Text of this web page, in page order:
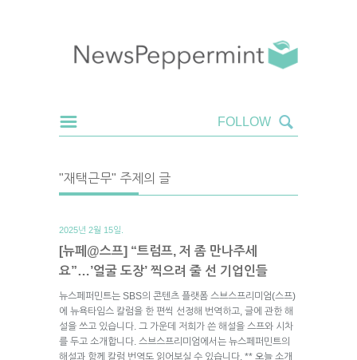
"재택근무" 주제의 글
2025년 2월 15일.
[뉴페@스프] “트럼프, 저 좀 만나주세
요”…’얼굴 도장’ 찍으려 줄 선 기업인들
뉴스페퍼민트는 SBS의 콘텐츠 플랫폼 스브스프리미엄(스프)
에 뉴욕타임스 칼럼을 한 편씩 선정해 번역하고, 글에 관한 해
설을 쓰고 있습니다. 그 가운데 저희가 쓴 해설을 스프와 시차
를 두고 소개합니다. 스브스프리미엄에서는 뉴스페퍼민트의
해설과 함께 칼럼 번역도 읽어보실 수 있습니다. ** 오늘 소개